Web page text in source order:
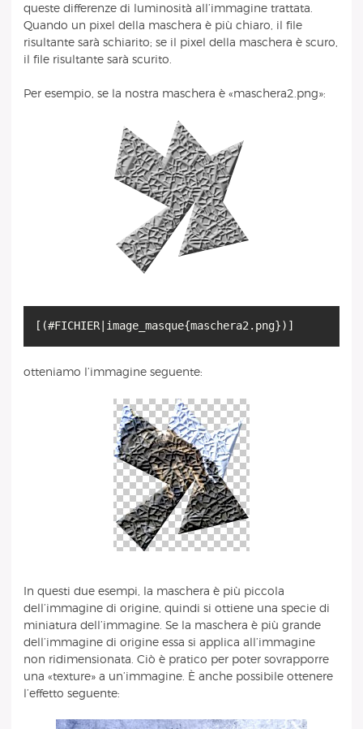
queste differenze di luminosità all’immagine trattata.
Quando un pixel della maschera è più chiaro, il file
risultante sarà schiarito; se il pixel della maschera è scuro,
il file risultante sarà scurito.
Per esempio, se la nostra maschera è «maschera2.png»:
otteniamo l’immagine seguente:
In questi due esempi, la maschera è più piccola
dell’immagine di origine, quindi si ottiene una specie di
miniatura dell’immagine. Se la maschera è più grande
dell’immagine di origine essa si applica all’immagine
non ridimensionata. Ciò è pratico per poter sovrapporre
una «texture» a un’immagine. È anche possibile ottenere
l’effetto seguente: